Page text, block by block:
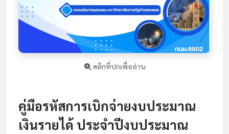
คลิกที่ปกเพื่ออ่าน
คู่มือรหัสการเบิกจ่ายงบประมาณ
เงินรายได้ ประจำปีงบประมาณ